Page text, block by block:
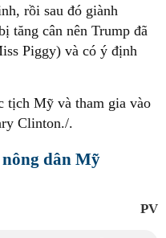
rồi sau đó giành
tăng cân nên Trump đã
Piggy) và có ý định
tịch Mỹ và tham gia vào
Clinton./.
dân Mỹ
PV